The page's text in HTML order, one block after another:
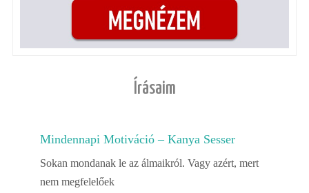
Írásaim
Mindennapi Motiváció – Kanya Sesser
Sokan mondanak le az álmaikról. Vagy azért, mert
nem megfelelőek